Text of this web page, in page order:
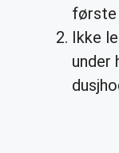
første
Ikke
under